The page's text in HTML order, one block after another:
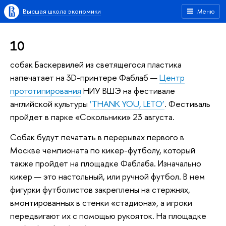
Меню
Высшая школа экономики
10
собак Баскервилей из светящегося пластика
напечатает на 3D-принтере Фаблаб —Центр
прототипирования НИУ ВШЭ на фестивале
английской культуры ‘THANK YOU, LETO’. Фестиваль
пройдет в парке «Сокольники» 23 августа.
Собак будут печатать в перерывах первого в
Москве чемпионата по кикер-футболу, который
также пройдет на площадке Фаблаба. Изначально
кикер — это настольный, или ручной футбол. В нем
фигурки футболистов закреплены на стержнях,
вмонтированных в стенки «стадиона», а игроки
передвигают их с помощью рукояток. На площадке